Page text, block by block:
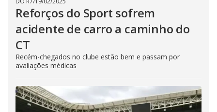
Reforços do Sport sofrem
acidente de carro a caminho do
CT
Recém-chegados no clube estão bem e passam por
avaliações médicas